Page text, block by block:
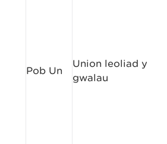
Pob Un
Union leoliad y
gwalau